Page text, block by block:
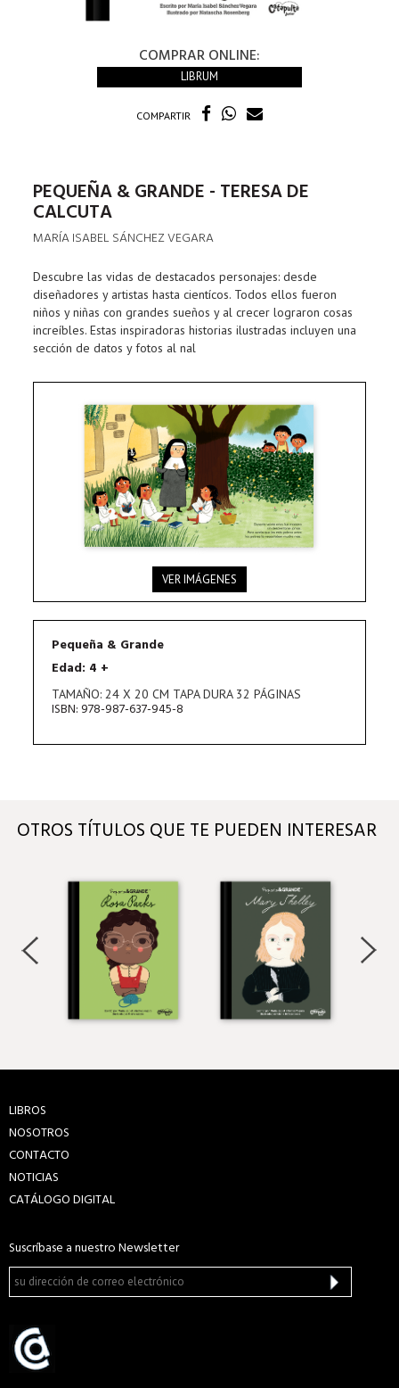
COMPRAR ONLINE:
LIBRUM
COMPARTIR
PEQUEÑA & GRANDE - TERESA DE
CALCUTA
MARÍA ISABEL SÁNCHEZ VEGARA
Descubre las vidas de destacados personajes: desde
diseñadores y artistas hasta cientícos. Todos ellos fueron
niños y niñas con grandes sueños y al crecer lograron cosas
increíbles. Estas inspiradoras historias ilustradas incluyen una
sección de datos y fotos al nal
VER IMÁGENES
Pequeña & Grande
Edad: 4 +
TAMAÑO: 24 X 20 CM TAPA DURA 32 PÁGINAS
ISBN: 978-987-637-945-8
OTROS TÍTULOS QUE TE PUEDEN INTERESAR
LIBROS
NOSOTROS
CONTACTO
NOTICIAS
CATÁLOGO DIGITAL
Suscríbase a nuestro Newsletter